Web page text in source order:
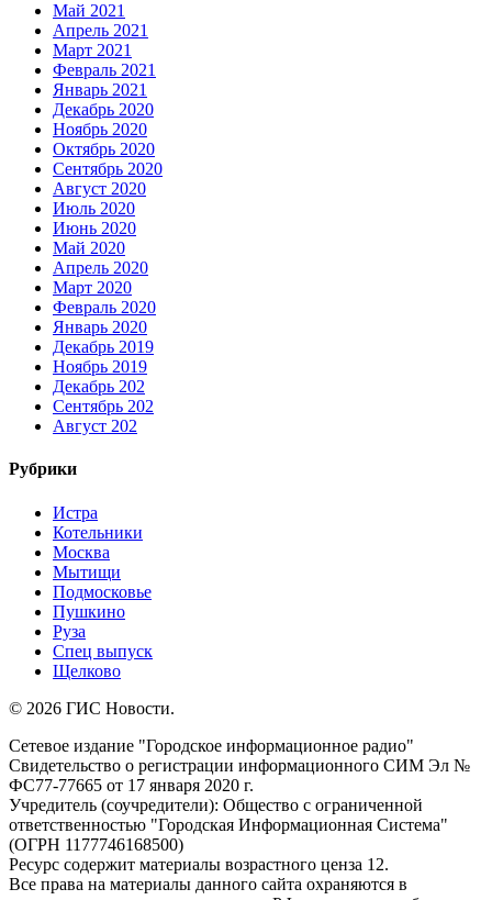
Май 2021
Апрель 2021
Март 2021
Февраль 2021
Январь 2021
Декабрь 2020
Ноябрь 2020
Октябрь 2020
Сентябрь 2020
Август 2020
Июль 2020
Июнь 2020
Май 2020
Апрель 2020
Март 2020
Февраль 2020
Январь 2020
Декабрь 2019
Ноябрь 2019
Декабрь 202
Сентябрь 202
Август 202
Рубрики
Истра
Котельники
Москва
Мытищи
Подмосковье
Пушкино
Руза
Спец выпуск
Щелково
© 2026 ГИС Новости.
Сетевое издание "Городское информационное радио"
Свидетельство о регистрации информационного СИМ Эл №
ФС77-77665 от 17 января 2020 г.
Учредитель (соучредители): Общество с ограниченной
ответственностью "Городская Информационная Система"
(ОГРН 1177746168500)
Ресурс содержит материалы возрастного ценза 12.
Все права на материалы данного сайта охраняются в